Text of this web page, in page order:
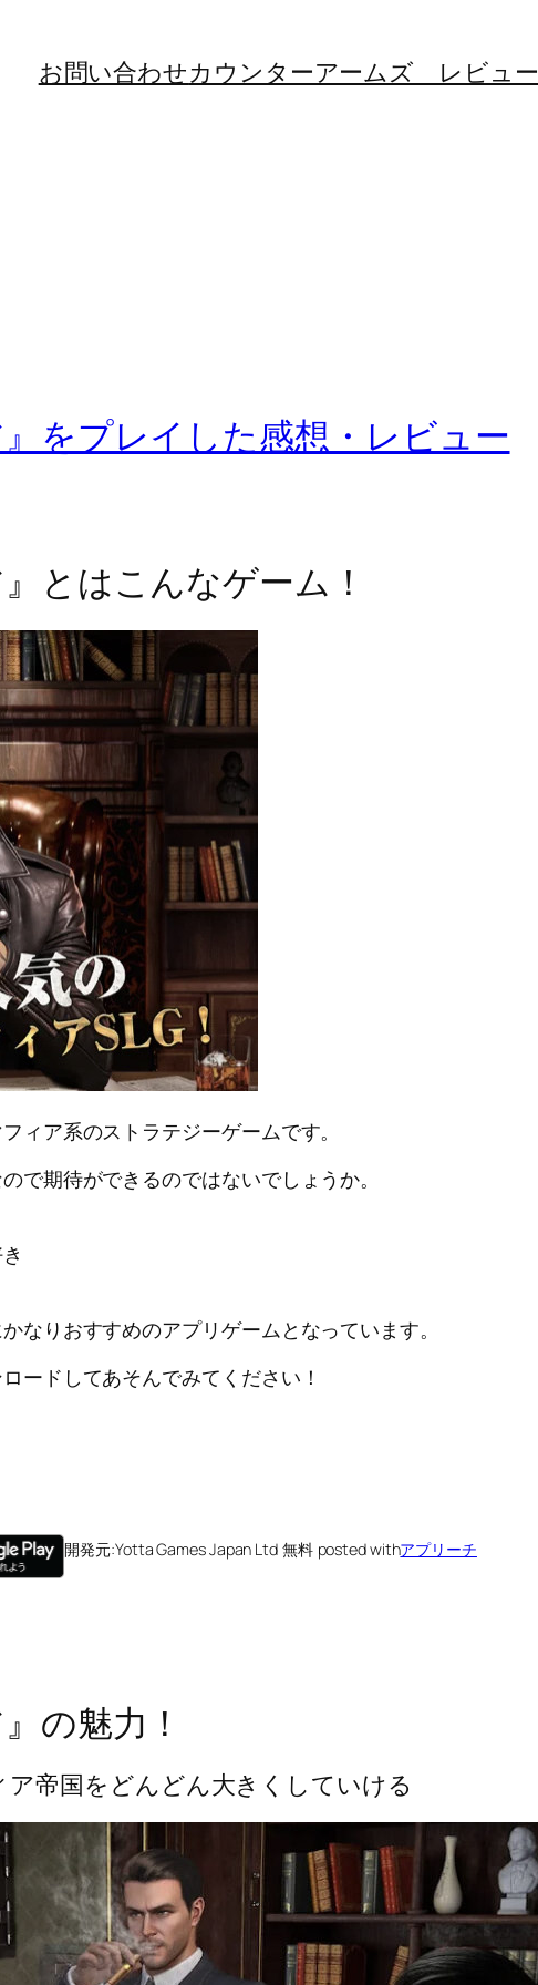
お問い合わせカウンターアームズ レビュー
をプレイした感想・レビュー
とはこんなゲーム！
ィア系のストラテジーゲームです。
で期待ができるのではないでしょうか。
なりおすすめのアプリゲームとなっています。
ードしてあそんでみてください！
開発元:Yotta Games Japan Ltd 無料 posted withアプリーチ
の魅力！
帝国をどんどん大きくしていける